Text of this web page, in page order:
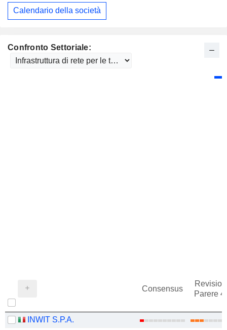
Confronto Settoriale:
Consensus
Parere
INWIT S.P.A.
Calendario della società